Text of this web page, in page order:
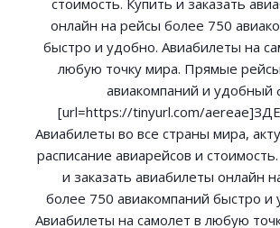
онлайн на рейсы более 750
быстро и удобно. Авиабилеты на
любую точку мира. Прямые
авиакомпаний и удобный
[url=https://tinyurl.com/
Авиабилеты во все страны мира,
расписание авиарейсов и
и заказать авиабилеты онлайн
более 750 авиакомпаний быстро и
Авиабилеты на самолет в любую